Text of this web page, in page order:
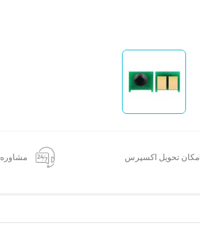
امکان تحویل اکسپرس مشاوره 24